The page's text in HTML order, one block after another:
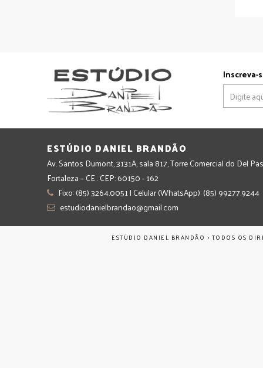
Inscreva-
ESTÚDIO DANIEL BRANDÃO
Av. Santos Dumont, 3131A, sala 817, Torre Comercial do Del
Fortaleza – CE . CEP: 60150 - 162
Fixo: (85) 3264.0051 | Celular (WhatsApp): (85) 99277.9244
estudiodanielbrandao@gmail.com
ESTÚDIO DANIEL BRANDÃO • TODOS OS